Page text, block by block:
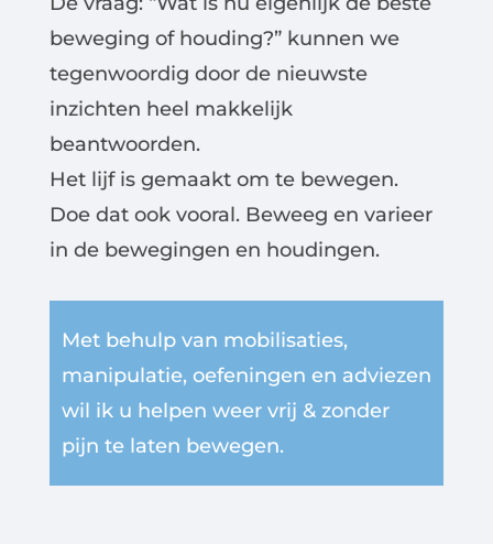
beweging of houding?” kunnen we
tegenwoordig door de nieuwste
inzichten heel makkelijk
beantwoorden.
Het lijf is gemaakt om te bewegen.
Doe dat ook vooral. Beweeg en varieer
in de bewegingen en houdingen.
Met behulp van mobilisaties,
manipulatie, oefeningen en adviezen
wil ik u helpen weer vrij & zonder
pijn te laten bewegen.